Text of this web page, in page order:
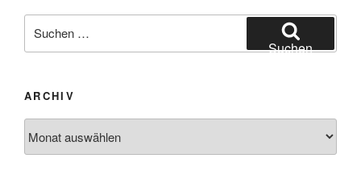
nach:
Suchen
ARCHIV